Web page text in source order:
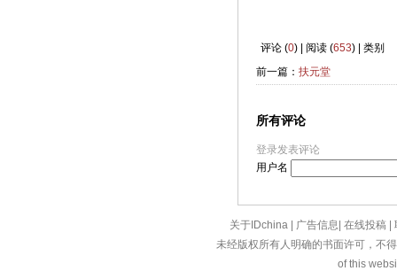
评论 (0) | 阅读 (653) | 类别
前一篇： 扶元堂
所有评论
登录发表评论
用户名
关于IDchina 广告信息 在线投稿
未经版权所有人明确的书面许可，不
of this